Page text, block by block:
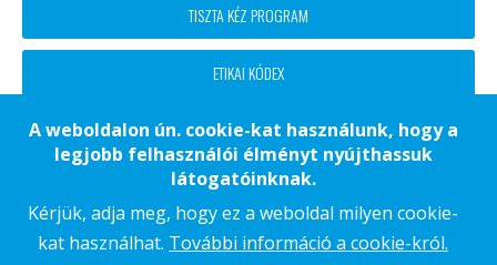
TISZTA KÉZ PROGRAM
ETIKAI KÓDEX
ADATKEZELÉSI TÁJÉKOZTATÓ
COOKIE TÁJÉKOZTATÓ
IMPRESSZUM
A weboldalon ún. cookie-kat használunk, hogy a
legjobb felhasználói élményt nyújthassuk
látogatóinknak.
Kérjük, adja meg, hogy ez a weboldal milyen cookie-
kat használhat. További információ a cookie-król.